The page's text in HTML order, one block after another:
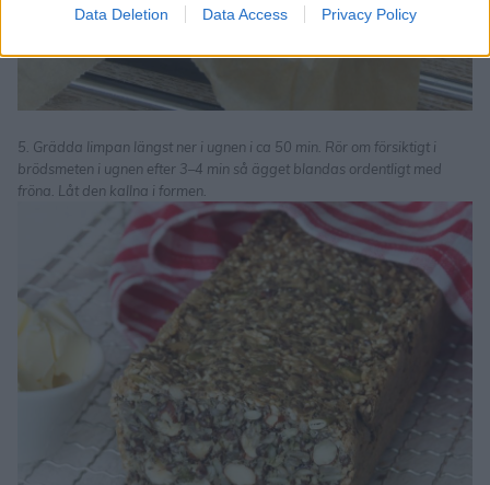
Data Deletion Data Access Privacy Policy
5. Grädda limpan längst ner i ugnen i ca 50 min. Rör om försiktigt i
brödsmeten i ugnen efter 3–4 min så ägget blandas ordentligt med
fröna. Låt den kallna i formen.